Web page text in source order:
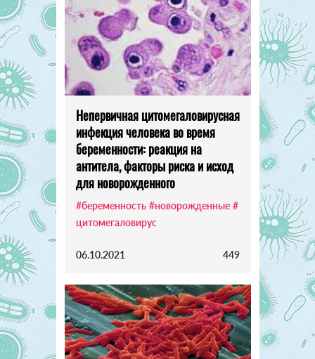
Непервичная цитомегаловирусная
инфекция человека во время
беременности: реакция на
антитела, факторы риска и исход
для новорожденного
#беременность #новорожденные #
цитомегаловирус
06.10.2021 449